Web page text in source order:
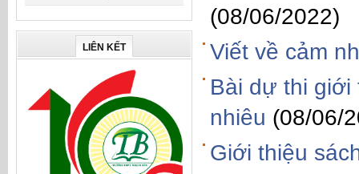
LIÊN KẾT
(08/06/2022)
Viết về cảm
Bài dự thi giới
nhiêu (08/06/
Giới thiệu